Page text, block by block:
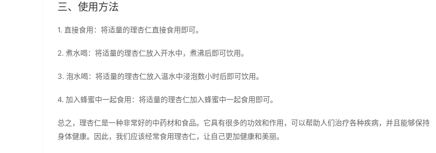
三、使用方法
1. 直接食用：将适量的理杏仁直接食用即可。
2. 煮水喝：将适量的理杏仁放入开水中，煮沸后即可饮用。
3. 泡水喝：将适量的理杏仁放入温水中浸泡数小时后即可饮用。
4. 加入蜂蜜中一起食用：将适量的理杏仁加入蜂蜜中一起食用即可。
总之，理杏仁是一种非常好的中药材和食品。它具有很多的功效和作用，可以帮助人们治疗各种疾病，并且能够保持
身体健康。因此，我们应该经常食用理杏仁，让自己更加健康和美丽。